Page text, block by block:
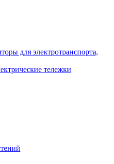
для электротранспорта,
тележки